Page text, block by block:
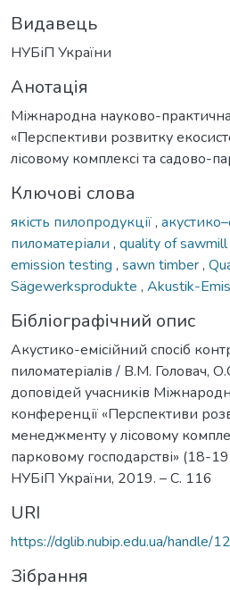
Видавець
НУБіП України
Анотація
Міжнародна науково-
«Перспективи розвитку
лісовому комплексі та садово-
Ключові слова
якість пилопродукції,
пиломатеріали , quality of
emission testing , sawn timber,
Sägewerksprodukte , Akustik-
Бібліографічний опис
Акустико-емісійний спосіб
пиломатеріалів / В.М. Головач,
доповідей учасників
конференції «Перспективи
менеджменту у лісовому
парковому господарстві» (18-
НУБіП України, 2019. – С. 116
URI
https://dglib.nubip.edu.ua/handle/
Зібрання